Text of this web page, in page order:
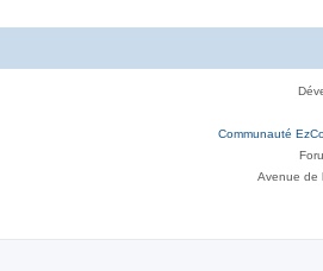
Communauté
Avenue de